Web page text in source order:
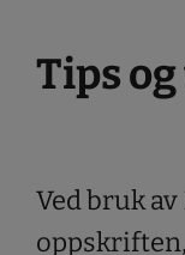
Tips
Ved bruk av